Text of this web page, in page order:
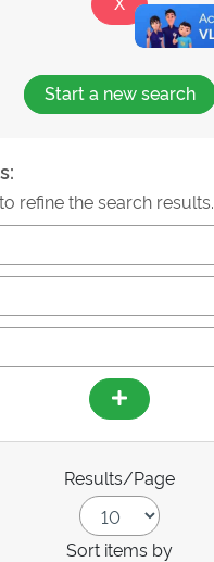
Start a new search
refine the search results.
Results/Page
Sort items by